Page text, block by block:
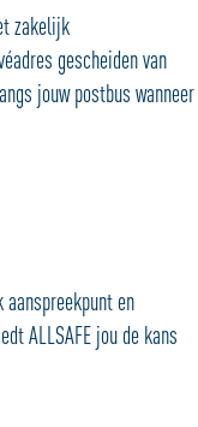
zakelijk
gescheiden van
jouw postbus wanneer
en
ALLSAFE jou de kans